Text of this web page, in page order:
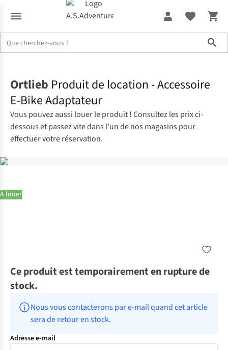
À louer
Ortlieb Produit de location - Accessoire
E-Bike Adaptateur
Vous pouvez aussi louer le produit ! Consultez les prix ci-
dessous et passez vite dans l’un de nos magasins pour
effectuer votre réservation.
Ce produit est temporairement en rupture de
stock.
Nous vous contacterons par e-mail quand cet article
sera de retour en stock.
Adresse e-mail